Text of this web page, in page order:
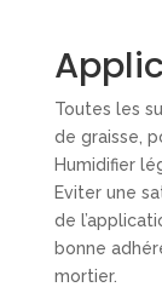
Toutes les
de graisse,
Humidifier
Eviter une
de
bonne
mortier.